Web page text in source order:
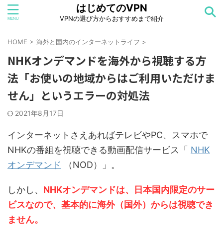
はじめてのVPN
VPNの選び方からおすすめまで紹介
HOME > 海外と国内のインターネットライフ >
NHKオンデマンドを海外から視聴する方
法「お使いの地域からはご利用いただけま
せん」というエラーの対処法
2021年8月17日
インターネットさえあればテレビやPC、スマホで
NHKの番組を視聴できる動画配信サービス「 NHK
オンデマンド
（NOD）」。
しかし、 NHKオンデマンドは、日本国内限定のサー
ビスなので、基本的に海外（国外）からは視聴でき
ません。